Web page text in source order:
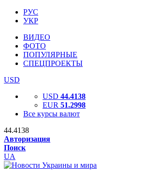
РУС
УКР
ВИДЕО
ФОТО
ПОПУЛЯРНЫЕ
СПЕЦПРОЕКТЫ
USD
USD 44.4138
EUR 51.2998
Все курсы валют
44.4138
Авторизация
Поиск
UA